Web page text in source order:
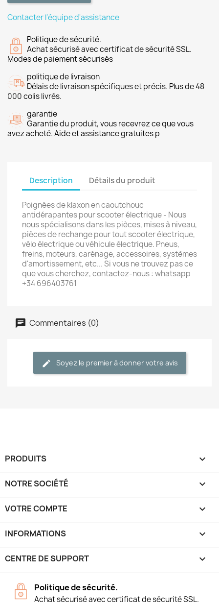
Contacter l'équipe d'assistance
Politique de sécurité.
Achat sécurisé avec certificat de sécurité SSL.
Modes de paiement sécurisés
politique de livraison
Délais de livraison spécifiques et précis. Plus de 48
000 colis livrés.
garantie
Garantie du produit, vous recevrez ce que vous
avez acheté. Aide et assistance gratuites p
Description Détails du produit
Poignées de klaxon en caoutchouc
antidérapantes pour scooter électrique - Nous
nous spécialisons dans les pièces, mises à niveau,
pièces de rechange pour tout scooter électrique,
vélo électrique ou véhicule électrique. Pneus,
freins, moteurs, carénage, accessoires, systèmes
d'amortissement, etc... Si vous ne trouvez pas ce
que vous cherchez, contactez-nous : whatsapp
+34 696403761
Commentaires (0)
Soyez le premier à donner votre avis
PRODUITS 
NOTRE SOCIÉTÉ 
VOTRE COMPTE 
INFORMATIONS keyboard_arrow_down
CENTRE DE SUPPORT 
Politique de sécurité.
Achat sécurisé avec certificat de sécurité SSL.